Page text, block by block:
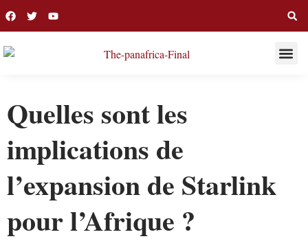
Quelles sont les
implications de
l’expansion de Starlink
pour l’Afrique ?